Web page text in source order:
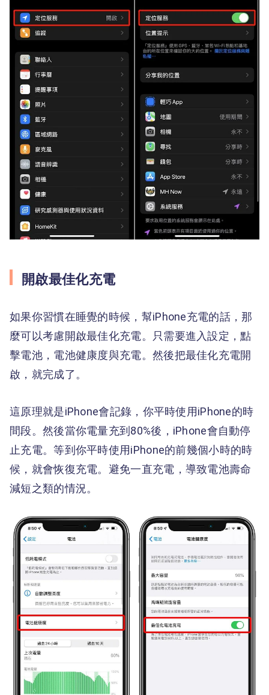
開啟最佳化充電
如果你習慣在睡覺的時候，幫iPhone充電的話，那
麼可以考慮開啟最佳化充電。只需要進入設定，點
擊電池，電池健康度與充電。然後把最佳化充電開
啟，就完成了。
這原理就是iPhone會記錄，你平時使用iPhone的時
間段。然後當你電量充到80%後，iPhone會自動停
止充電。等到你平時使用iPhone的前幾個小時的時
候，就會恢復充電。避免一直充電，導致電池壽命
減短之類的情況。